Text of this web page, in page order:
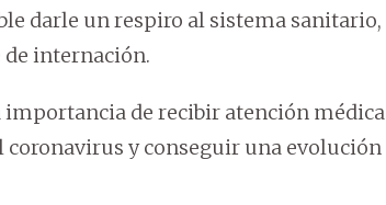
darle un respiro al sistema sanitario,
de internación.
de recibir atención médica
y conseguir una evolución